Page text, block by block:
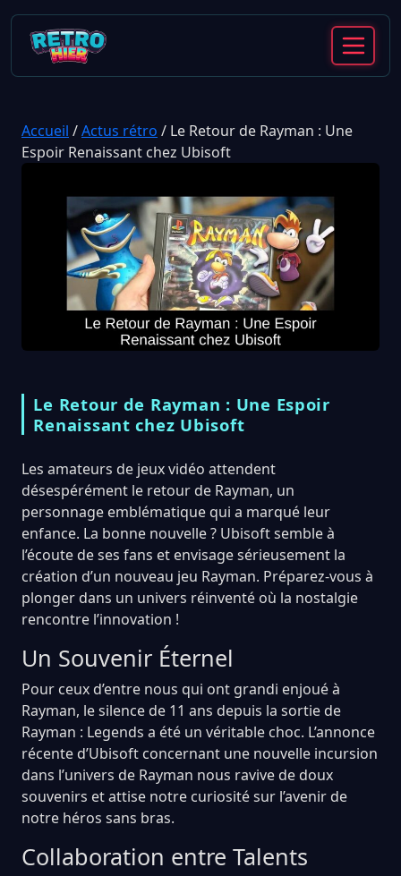
Accueil /Actus rétro / Le Retour de Rayman : Une
Espoir Renaissant chez Ubisoft
Le Retour de Rayman : Une Espoir
Renaissant chez Ubisoft
Les amateurs de jeux vidéo attendent
désespérément le retour de Rayman, un
personnage emblématique qui a marqué leur
enfance. La bonne nouvelle ? Ubisoft semble à
l’écoute de ses fans et envisage sérieusement la
création d’un nouveau jeu Rayman. Préparez-vous à
plonger dans un univers réinventé où la nostalgie
rencontre l’innovation !
Un Souvenir Éternel
Pour ceux d’entre nous qui ont grandi enjoué à
Rayman, le silence de 11 ans depuis la sortie de
Rayman : Legends a été un véritable choc. L’annonce
récente d’Ubisoft concernant une nouvelle incursion
dans l’univers de Rayman nous ravive de doux
souvenirs et attise notre curiosité sur l’avenir de
notre héros sans bras.
Collaboration entre Talents